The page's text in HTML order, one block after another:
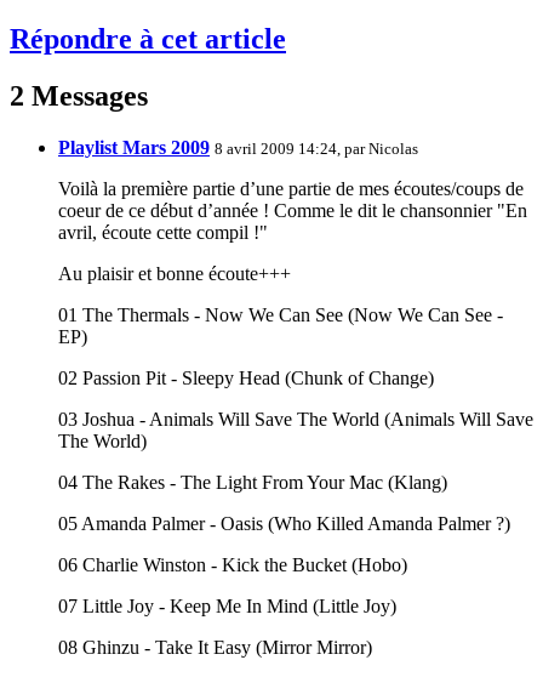
Répondre à cet article
2 Messages
Playlist Mars 2009 8 avril 2009 14:24, parNicolas
Voilà la première partie d’une partie de mes écoutes/coups de
coeur de ce début d’année ! Comme le dit le chansonnier "En
avril, écoute cette compil !"
Au plaisir et bonne écoute+++
01 The Thermals - Now We Can See (Now We Can See -
EP)
02 Passion Pit - Sleepy Head (Chunk of Change)
03 Joshua - Animals Will Save The World (Animals Will Save
The World)
04 The Rakes - The Light From Your Mac (Klang)
05 Amanda Palmer - Oasis (Who Killed Amanda Palmer ?)
06 Charlie Winston - Kick the Bucket (Hobo)
07 Little Joy - Keep Me In Mind (Little Joy)
08 Ghinzu - Take It Easy (Mirror Mirror)